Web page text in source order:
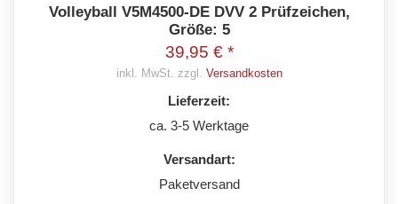
Volleyball V5M4500-DE DVV 2 Prüfzeichen,
Größe: 5
39,95 € *
inkl. MwSt. zzgl. Versandkosten
Lieferzeit:
ca. 3-5 Werktage
Versandart:
Paketversand